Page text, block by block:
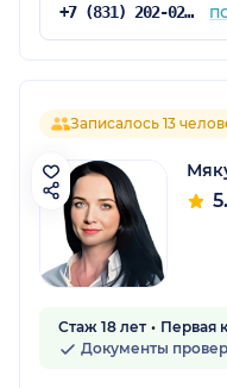
+7 (831) 202-02-00
Записалось 13
Стаж 18 лет
Первая
Документы